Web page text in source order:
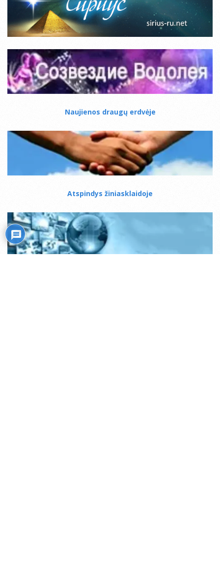
Naujienos draugų erdvėje
Atspindys žiniasklaidoje